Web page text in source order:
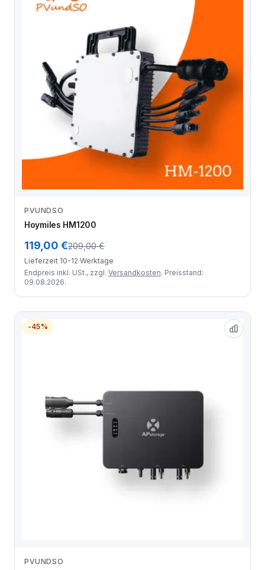
PVUNDSO
Hoymiles HM1200
119,00 €209,00 €
Lieferzeit 10-12 Werktage
Endpreis inkl. USt., zzgl. Versandkosten. Preisstand:
09.08.2026.
-45%
PVUNDSO